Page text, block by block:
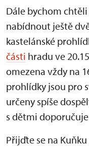
Dále bychom
nabídnout ještě
kastelánské
části hradu ve
omezena vždy na
prohlídky jsou pro
určeny spíše
s dětmi
Přijďte se na